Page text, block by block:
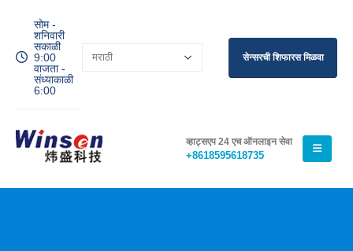
सोम -
शनिवारी
सकाळी
9:00
वाजता -
संध्याकाळी
6:00
सेन्सरची शिफारस मिळवा
व्हाट्सएप 24 एच ऑनलाइन सेवा
+8618595618735